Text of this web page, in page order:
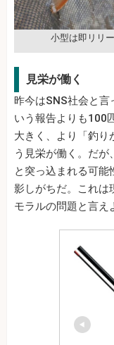
小型は即リリ
見栄が働く
昨今はSNS社会と言
いう報告よりも100
大きく、より「釣り
う見栄が働く。だが
と突っ込まれる可
影しがちだ。これは
モラルの問題と言え